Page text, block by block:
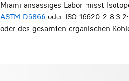
Miami ansässiges Labor misst
ASTM D6866 oder ISO 16620-2
oder des gesamten organischen